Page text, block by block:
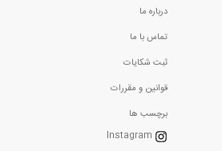
درباره ما
تماس با ما
ثبت شکایات
قوانین و مقررات
برچسب ها
Instagram